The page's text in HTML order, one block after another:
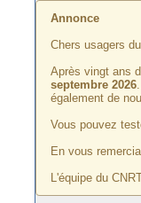
Annonce
Chers usagers
Après vingt ans
septembre 2026
également de
Vous pouvez
En vous
L'équipe du